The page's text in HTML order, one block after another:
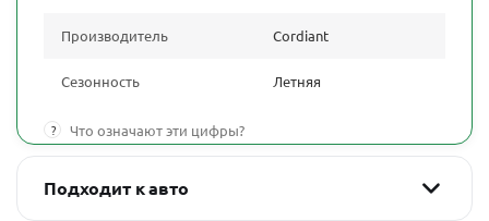
Производитель Cordiant
Сезонность Летняя
? Что означают эти цифры?
Подходит к авто